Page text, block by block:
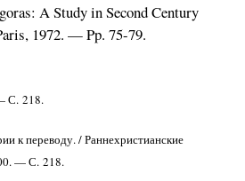
A Study in Second Century
1972. — Pp. 75-79.
С. 218.
к переводу. / Раннехристианские
— С. 218.